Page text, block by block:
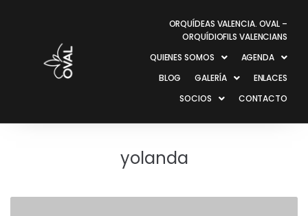
ORQUÍDEAS VALENCIA. OVAL –
ORQUÍDIOFILS VALENCIANS
QUIENES SOMOS
AGENDA
BLOG
GALERÍA
ENLACES
SOCIOS
CONTACTO
yolanda